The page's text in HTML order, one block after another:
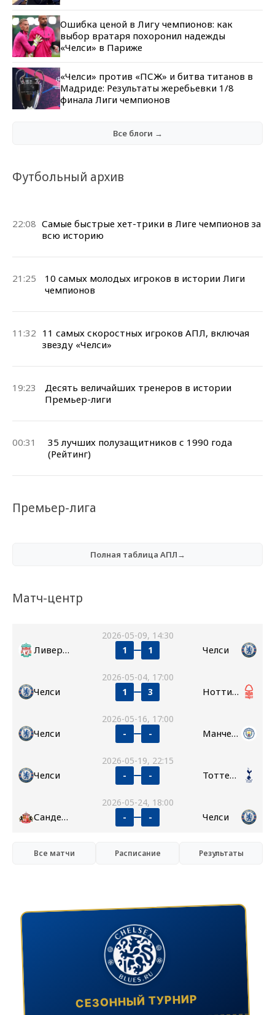
Ошибка ценой в Лигу чемпионов: как
выбор вратаря похоронил надежды
«Челси» в Париже
«Челси» против «ПСЖ» и битва титанов в
Мадриде: Результаты жеребьевки 1/8
финала Лиги чемпионов
Все блоги →
Футбольный архив
22:08 Самые быстрые хет-трики в Лиге чемпионов за
всю историю
21:25
10 самых молодых игроков в истории Лиги
чемпионов
11:32 11 самых скоростных игроков АПЛ, включая
звезду «Челси»
19:23
Десять величайших тренеров в истории
Премьер-лиги
00:31
35 лучших полузащитников с 1990 года
(Рейтинг)
Премьер-лига
Полная таблица АПЛ→
Матч-центр
2026-05-09, 14:30
Ливерпуль 1 1 Челси
2026-05-04, 17:00
Челси 1 3 Ноттингем Форест
2026-05-16, 17:00
Челси - - Манчестер Сити
2026-05-19, 22:15
Челси - - Тоттенхэм
2026-05-24, 18:00
Сандерленд - - Челси
Все матчи Расписание Результаты
СЕЗОННЫЙ ТУРНИР